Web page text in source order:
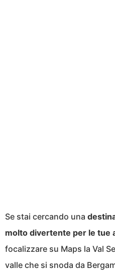
Se stai cercando una
molto divertente per le tue
focalizzare su Maps la Val
valle che si snoda da